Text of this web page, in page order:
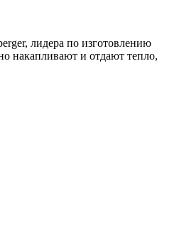
лидера по изготовлению
накапливают и отдают тепло,